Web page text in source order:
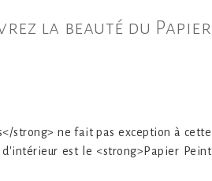
la beauté du Papier
strong> ne fait pas exception à cette
est le <strong>Papier Peint